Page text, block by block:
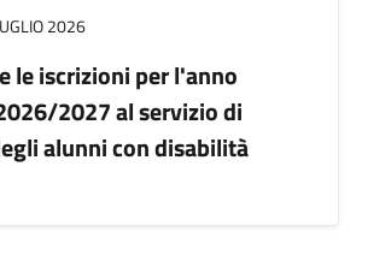
2026
le iscrizioni per l'anno
2027 al servizio di
alunni con disabilità